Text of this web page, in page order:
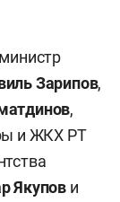
Зарипов,
,
и ЖКХ РТ
Якупов и